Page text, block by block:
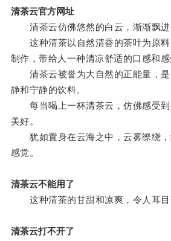
清茶云官方网址
清茶云仿佛悠然的白云，渐渐飘进
这种清茶以自然清香的茶叶为原料
制作，带给人一种清凉舒适的口感和感
清茶云被誉为大自然的正能量，是
静和宁静的饮料。
每当喝上一杯清茶云，仿佛感受到
美好。
犹如置身在云海之中，云雾缭绕，
感觉。
清茶云不能用了
这种清茶的甘甜和凉爽，令人耳目
清茶云打不开了